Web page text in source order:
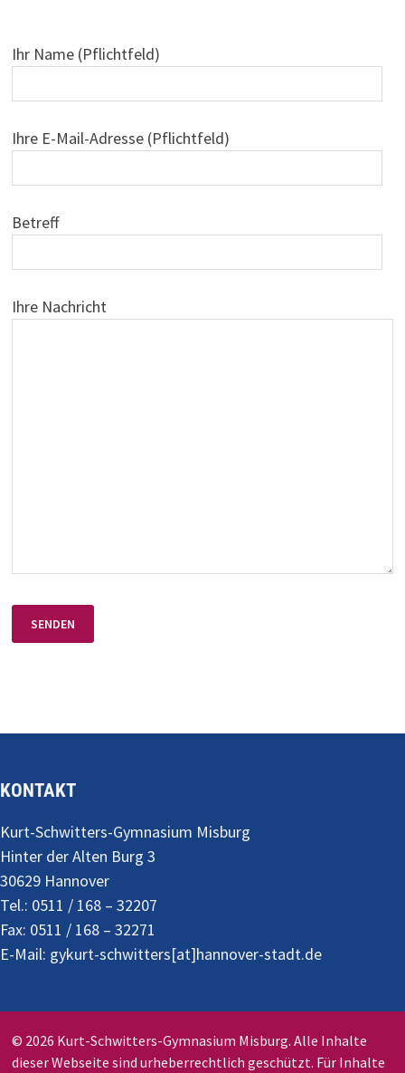
Ihr Name (Pflichtfeld)
Ihre E-Mail-Adresse (Pflichtfeld)
Betreff
Ihre Nachricht
KONTAKT
Kurt-Schwitters-Gymnasium Misburg
Hinter der Alten Burg 3
30629 Hannover
Tel.: 0511 / 168 – 32207
Fax: 0511 / 168 – 32271
E-Mail: gykurt-schwitters[at]hannover-stadt.de
© 2026 Kurt-Schwitters-Gymnasium Misburg. Alle Inhalte
dieser Webseite sind urheberrechtlich geschützt. Für Inhalte